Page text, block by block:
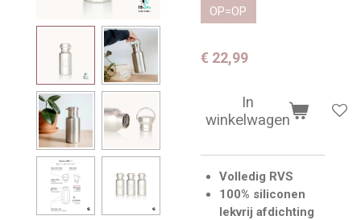
OP=OP
€ 22,99
In
winkelwagen
Volledig RVS
100% siliconen
lekvrij afdichting